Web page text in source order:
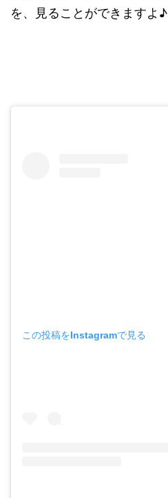
を、見ることができますよ♪
この投稿をInstagramで見る